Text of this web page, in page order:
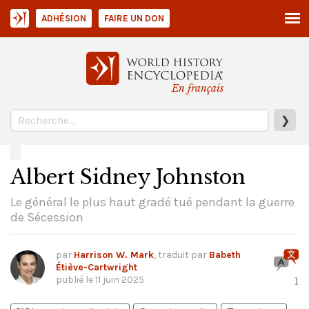
En français
❯
ADHÉSION FAIRE UN DON
Albert Sidney Johnston
Le général le plus haut gradé tué pendant la guerre
de Sécession
par Harrison W. Mark, traduit par Babeth
Étiève-Cartwright
publié le11 juin 2025 1